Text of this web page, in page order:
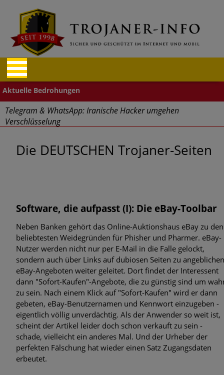
Telegram & WhatsApp: Iranische Hacker umgehen
Verschlüsselung
"Cyberwehr" gestartet
Massive Sicherheitslücken durch Mitarbeiter im Home Office
Phishing-Mails im Namen der Personalabteilung
Corona-Warn-Apps im Fokus
Zielgerichtete Attacken: Zero-Day-Exploits im Betriebssystem
von Windows und im Internet Explorer
Neue Studie zeigt: Gefährlicher Leichtsinn im Umgang mit
Bürodruckern
Malware Trends 2020: Ransomware, Datendiebstahl an
Universitäten und Banking Trojaner sind im Umlauf
Die DEUTSCHEN Trojaner-Seiten
Software, die aufpasst (I): Die eBay-Toolbar
Neben Banken gehört das Online-Auktionshaus eBay zu den
beliebtesten Weidegründen für Phisher und Pharmer. eBay-
Nutzer werden nicht nur per E-Mail in die Falle gelockt,
sondern auch über Links auf dubiosen Seiten zu angeblichen
eBay-Angeboten weiter geleitet. Dort findet der Interessent
dann "Sofort-Kaufen"-Angebote, die zu günstig sind um
zu sein. Nach einem Klick auf "Sofort-Kaufen" wird er dann
gebeten, eBay-Benutzernamen und Kennwort einzugeben -
eigentlich völlig unverdächtig. Als der Anwender so weit ist,
scheint der Artikel leider doch schon verkauft zu sein -
schade, vielleicht ein anderes Mal. Und der Urheber der
perfekten Fälschung hat wieder einen Satz Zugangsdaten
erbeutet.